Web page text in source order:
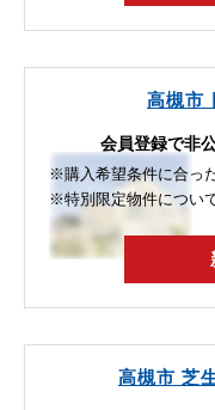
高槻市
会員登録で非
※購入希望条件に合っ
※特別限定物件につい
高槻市 芝